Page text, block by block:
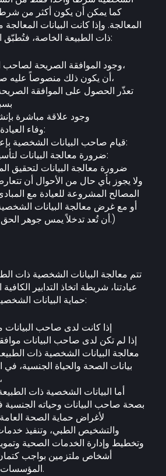
كما يمكن أن يكون أكثر من
المعالجة. وإذا كانت البيانات
ذات الطبيعة الخاصة، فتُطبّق الشروط الواردة أدناه:
وجود الموافقة الصريحة لصاحب البيانات الشخصية،
أن يكون ذلك منصوصاً عليه صراحةً في القوانين،
تعذّر الحصول على الموافقة
وجود علاقة مباشرة
وفاء العيادة بالتزامها القانوني:
قيام صاحب البيانات الشخصية بإعلان بياناته للعموم:
ضرورة معالجة البيانات لتأسيس حق أو حمايته:
ضرورة معالجة البيانات لتحقيق
المصالح المشروعة للعيادة مع
أن تُعد تدخلاً يمس جوهر الحق المكفول دستورياً.)
تتم معالجة البيانات الشخصية ذات
عيادتنا، شريطة اتخاذ التدابير
حماية البيانات الشخصية، في الحالات التالية:
إذا كانت لدى صاحب البيانات
إذا لم تكن لدى صاحب البيانات
معالجة البيانات الشخصية ذات
بيانات الصحة والحياة الجنسية،
عليها في القوانين،
أما البيانات الشخصية ذات
بصحة صاحب البيانات وحياته الجنسية
لأغراض حماية الصحة
والتشخيص الطبي، وتنفيذ خدمات
وتخطيط وإدارة الخدمات الصحية
أشخاص ملتزمين بواجب
المؤسسات والجهات المخولة.